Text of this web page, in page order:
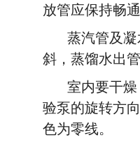
放管应保持畅
蒸汽管及
斜，蒸馏水出
室内要干
验泵的旋转方
色为零线。